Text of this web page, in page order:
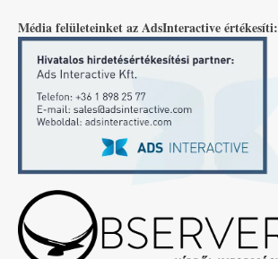
Média felületeinket az AdsInteractive értékesíti: